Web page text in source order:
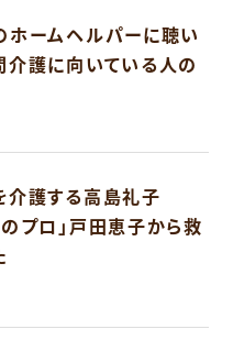
ホームヘルパーに聴い
介護に向いている人の
護する高島礼子
のプロ」戸田恵子から救